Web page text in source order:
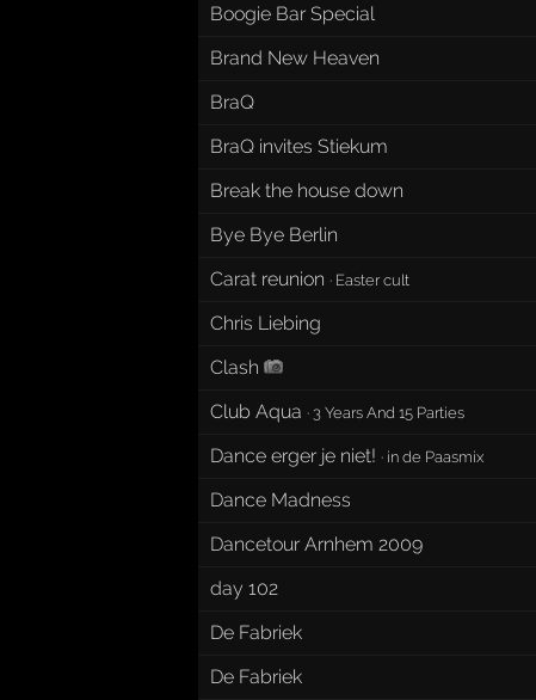
Boogie Bar Special
Brand New Heaven
BraQ
BraQ invites Stiekum
Break the house down
Bye Bye Berlin
Carat reunion · Easter cult
Chris Liebing
Clash
Club Aqua · 3 Years And 15 Parties
Dance erger je niet! · in de Paasmix
Dance Madness
Dancetour Arnhem 2009
day 102
De Fabriek
De Fabriek